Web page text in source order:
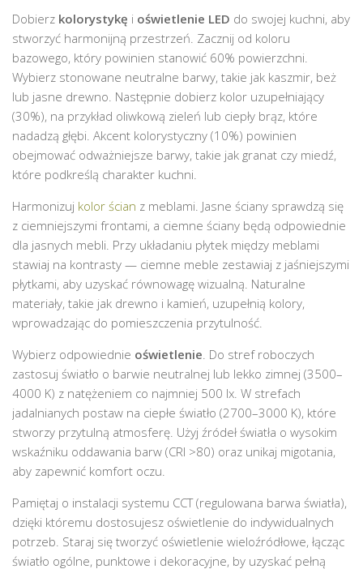
Dobierz kolorystykę i oświetlenie LED do swojej kuchni, aby
stworzyć harmonijną przestrzeń. Zacznij od koloru
bazowego, który powinien stanowić 60% powierzchni.
Wybierz stonowane neutralne barwy, takie jak kaszmir, beż
lub jasne drewno. Następnie dobierz kolor uzupełniający
(30%), na przykład oliwkową zieleń lub ciepły brąz, które
nadadzą głębi. Akcent kolorystyczny (10%) powinien
obejmować odważniejsze barwy, takie jak granat czy miedź,
które podkreślą charakter kuchni.
Harmonizuj kolor ścian z meblami. Jasne ściany sprawdzą się
z ciemniejszymi frontami, a ciemne ściany będą odpowiednie
dla jasnych mebli. Przy układaniu płytek między meblami
stawiaj na kontrasty — ciemne meble zestawiaj z jaśniejszymi
płytkami, aby uzyskać równowagę wizualną. Naturalne
materiały, takie jak drewno i kamień, uzupełnią kolory,
wprowadzając do pomieszczenia przytulność.
Wybierz odpowiednie oświetlenie . Do stref roboczych
zastosuj światło o barwie neutralnej lub lekko zimnej (3500–
4000 K) z natężeniem co najmniej 500 lx. W strefach
jadalnianych postaw na ciepłe światło (2700–3000 K), które
stworzy przytulną atmosferę. Użyj źródeł światła o wysokim
wskaźniku oddawania barw (CRI >80) oraz unikaj migotania,
aby zapewnić komfort oczu.
Pamiętaj o instalacji systemu CCT (regulowana barwa światła),
dzięki któremu dostosujesz oświetlenie do indywidualnych
potrzeb. Staraj się tworzyć oświetlenie wieloźródłowe, łącząc
światło ogólne, punktowe i dekoracyjne, by uzyskać pełną